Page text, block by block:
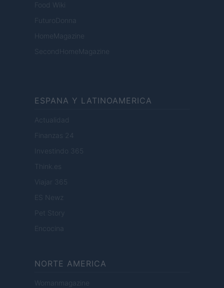
Food Wiki
FuturoDonna
HomeMagazine
SecondHomeMagazine
ESPANA Y LATINOAMERICA
Actualidad
Finanzas 24
Investindo 365
Think.es
Viajar 365
ES Newz
Pet Story
Encocina
NORTE AMERICA
Womanmagazine